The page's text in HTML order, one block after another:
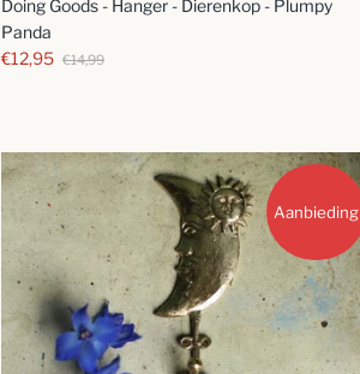
Doing Goods - Hanger - Dierenkop - Plumpy
Panda
€12,95 €14,99
Aanbieding